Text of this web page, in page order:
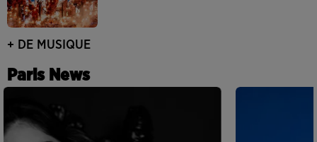
+ DE MUSIQUE
Paris News